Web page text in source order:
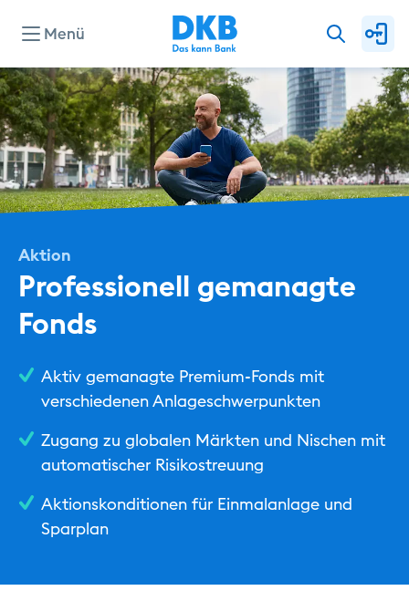
Menü
Konten & Karten
Kredite
Finanzierung & Immobilie
Service
Hilfe & Kontakt
Privat
Geschäftlich
Aktion
Professionell gemanagte
Fonds
Aktiv gemanagte Premium-Fonds mit
verschiedenen Anlageschwerpunkten
Zugang zu globalen Märkten und Nischen mit
automatischer Risikostreuung
Aktionskonditionen für Einmalanlage und
Sparplan